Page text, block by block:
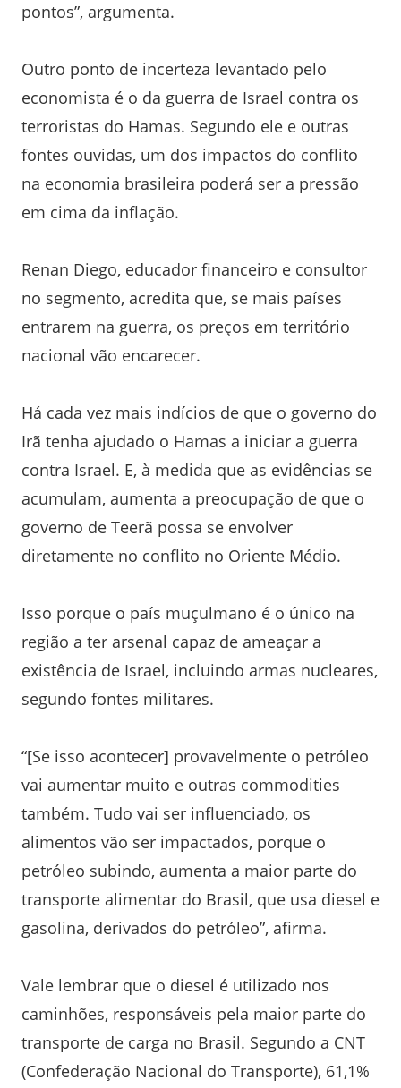
pontos”, argumenta.
Outro ponto de incerteza levantado pelo
economista é o da guerra de Israel contra os
terroristas do Hamas. Segundo ele e outras
fontes ouvidas, um dos impactos do conflito
na economia brasileira poderá ser a pressão
em cima da inflação.
Renan Diego, educador financeiro e consultor
no segmento, acredita que, se mais países
entrarem na guerra, os preços em território
nacional vão encarecer.
Há cada vez mais indícios de que o governo do
Irã tenha ajudado o Hamas a iniciar a guerra
contra Israel. E, à medida que as evidências se
acumulam, aumenta a preocupação de que o
governo de Teerã possa se envolver
diretamente no conflito no Oriente Médio.
Isso porque o país muçulmano é o único na
região a ter arsenal capaz de ameaçar a
existência de Israel, incluindo armas nucleares,
segundo fontes militares.
“[Se isso acontecer] provavelmente o petróleo
vai aumentar muito e outras commodities
também. Tudo vai ser influenciado, os
alimentos vão ser impactados, porque o
petróleo subindo, aumenta a maior parte do
transporte alimentar do Brasil, que usa diesel e
gasolina, derivados do petróleo”, afirma.
Vale lembrar que o diesel é utilizado nos
caminhões, responsáveis pela maior parte do
transporte de carga no Brasil. Segundo a CNT
(Confederação Nacional do Transporte), 61,1%